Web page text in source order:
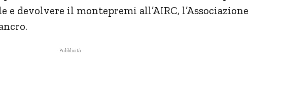
devolvere il montepremi all’AIRC, l’Associazione
- Pubblicità -